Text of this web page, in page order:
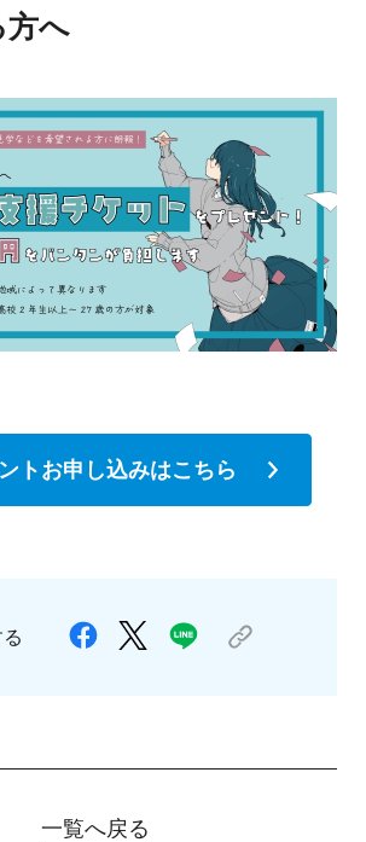
方へ
トお申し込みはこちら
一覧へ戻る